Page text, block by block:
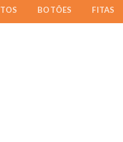
BOTÕES FITAS